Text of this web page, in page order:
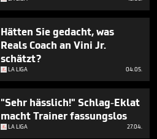
Hätten Sie gedacht, was
Reals Coach an Vini Jr.
schätzt?
LA LIGA 04.05.
"Sehr hässlich!" Schlag-Eklat
macht Trainer fassungslos
LA LIGA 27.04.